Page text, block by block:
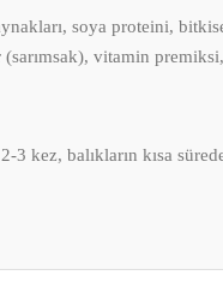
soya proteini,
(sarımsak), vitamin
3 kez, balıkların kısa